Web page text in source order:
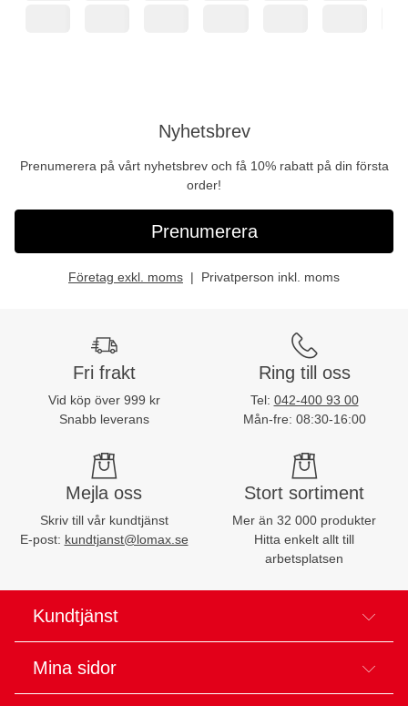
Nyhetsbrev
Prenumerera på vårt nyhetsbrev och få 10% rabatt på din första
order!
Prenumerera
Företag exkl. moms Privatperson inkl. moms
Fri frakt
Vid köp över 999 kr
Snabb leverans
Ring till oss
Tel: 042-400 93 00
Mån-fre: 08:30-16:00
Mejla oss
Skriv till vår kundtjänst
E-post: kundtjanst@lomax.se
Stort sortiment
Mer än 32 000 produkter
Hitta enkelt allt till
arbetsplatsen
Kundtjänst
Mina sidor